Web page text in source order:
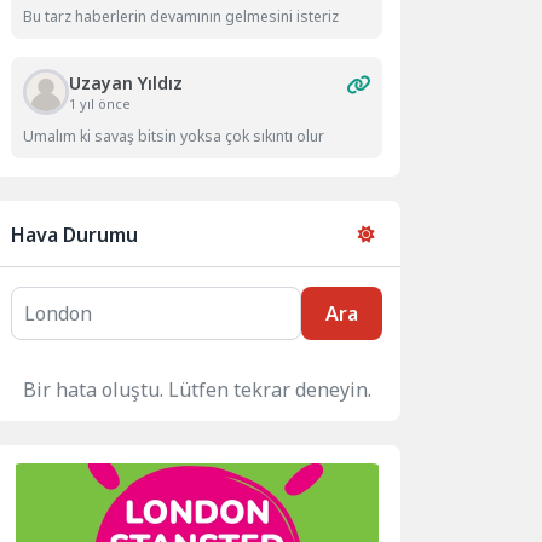
Bu tarz haberlerin devamının gelmesini isteriz
Uzayan Yıldız
1 yıl önce
Umalım ki savaş bitsin yoksa çok sıkıntı olur
Hava Durumu
Ara
Bir hata oluştu. Lütfen tekrar deneyin.